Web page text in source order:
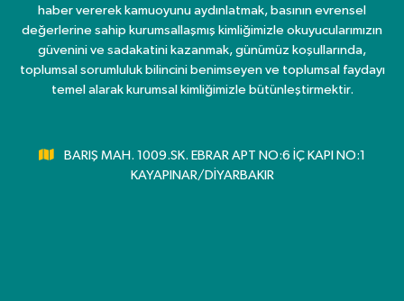
haber vererek kamuoyunu aydınlatmak, basının evrensel
değerlerine sahip kurumsallaşmış kimliğimizle okuyucularımızın
güvenini ve sadakatini kazanmak, günümüz koşullarında,
toplumsal sorumluluk bilincini benimseyen ve toplumsal faydayı
temel alarak kurumsal kimliğimizle bütünleştirmektir.
BARIŞ MAH. 1009.SK. EBRAR APT NO:6 İÇ KAPI NO:1
KAYAPINAR/DİYARBAKIR